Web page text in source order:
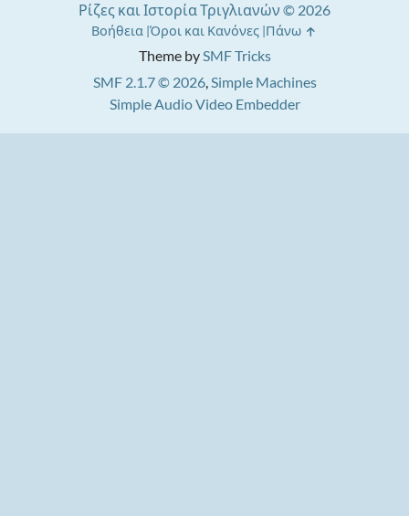
Theme bySMF Tricks
SMF 2.1.7 © 2026,Simple Machines
Simple Audio Video Embedder
Ρίζες και Ιστορία Τριγλιανών © 2026
Βοήθεια Όροι και Κανόνες Πάνω